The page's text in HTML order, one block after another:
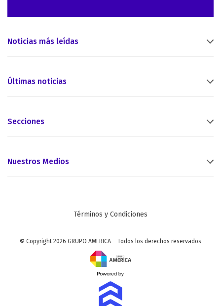
Noticias más leídas
Últimas noticias
Secciones
Nuestros Medios
Términos y Condiciones
© Copyright 2026 GRUPO AMERICA – Todos los derechos reservados